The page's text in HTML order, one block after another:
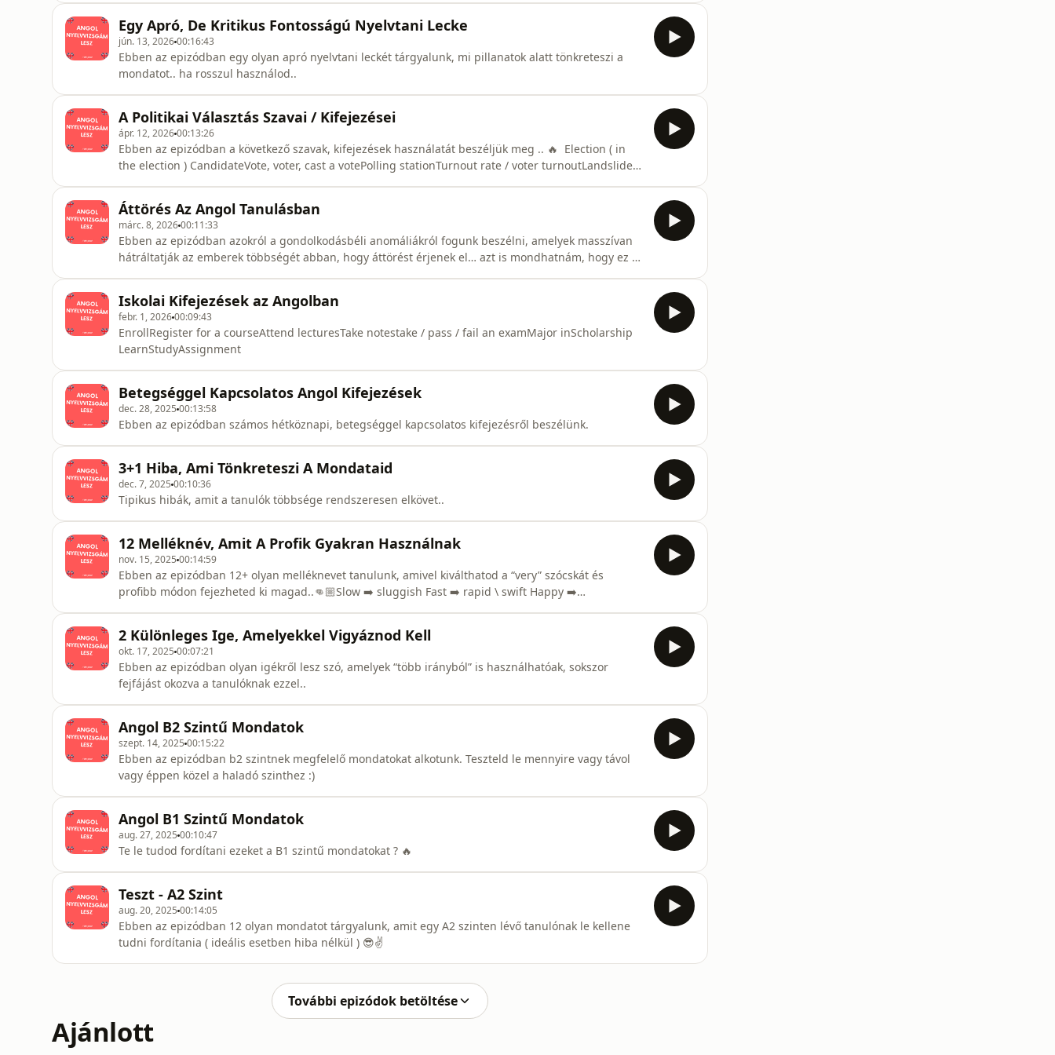
Egy Apró, De Kritikus Fontosságú Nyelvtani Lecke
jún. 13, 202600:16:43
Ebben az epizódban egy olyan apró nyelvtani leckét tárgyalunk, mi pillanatok alatt tönkreteszi a
mondatot.. ha rosszul használod..
A Politikai Választás Szavai / Kifejezései
ápr. 12, 202600:13:26
Ebben az epizódban a következő szavak, kifejezések használatát beszéljük meg .. 🔥 ​ Election ( in
the election ) ​Candidate​Vote, voter, cast a vote​Polling station​Turnout rate / voter turnout​Landslide
Áttörés Az Angol Tanulásban
márc. 8, 202600:11:33
Ebben az epizódban azokról a gondolkodásbéli anomáliákról fogunk beszélni, amelyek masszívan
hátráltatják az emberek többségét abban, hogy áttörést érjenek el… azt is mondhatnám, hogy ez a
Iskolai Kifejezések az Angolban
febr. 1, 202600:09:43
​EnrollRegister for a course​Attend lectures​Take notes​take / pass / fail an exam​Major in​Scholarship​
Learn​Study​Assignment ​
Betegséggel Kapcsolatos Angol Kifejezések
dec. 28, 2025 00:13:58
Ebben az epizódban számos hétköznapi, betegséggel kapcsolatos kifejezésről beszélünk.
3+1 Hiba, Ami Tönkreteszi A Mondataid
dec. 7, 2025 00:10:36
Tipikus hibák, amit a tanulók többsége rendszeresen elkövet..
12 Melléknév, Amit A Profik Gyakran Használnak
nov. 15, 2025 00:14:59
Ebben az epizódban 12+ olyan melléknevet tanulunk, amivel kiválthatod a “very” szócskát és
profibb módon fejezheted ki magad..👊🏼Slow ➡️ sluggish Fast ➡️ rapid \ swift Happy ➡️
gorgeous
2 Különleges Ige, Amelyekkel Vigyáznod Kell
okt. 17, 2025 00:07:21
Ebben az epizódban olyan igékről lesz szó, amelyek “több irányból” is használhatóak, sokszor
fejfájást okozva a tanulóknak ezzel..
Angol B2 Szintű Mondatok
szept. 14, 2025 00:15:22
Ebben az epizódban b2 szintnek megfelelő mondatokat alkotunk. Teszteld le mennyire vagy távol
vagy éppen közel a haladó szinthez :)
Angol B1 Szintű Mondatok
aug. 27, 2025 00:10:47
Te le tudod fordítani ezeket a B1 szintű mondatokat ? 🔥
Teszt - A2 Szint
aug. 20, 2025 00:14:05
Ebben az epizódban 12 olyan mondatot tárgyalunk, amit egy A2 szinten lévő tanulónak le kellene
tudni fordítania ( ideális esetben hiba nélkül ) 😎✌️
További epizódok betöltése
Ajánlott